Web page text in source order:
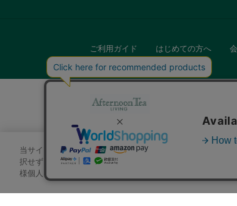
ご利用ガイド はじめての方へ
当サイトでは、サイトの利便性向上のためにクッキーを使
択せずにページを移動した場合、クッキーの使用に同意し
様個人を特定できる情報」は一切含まれておりません。詳細